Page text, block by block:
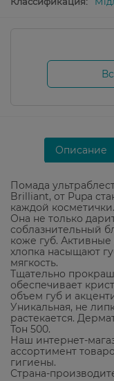
Описание
Помада
Brilliant, от Pupa
каждой косметички.
Она не только
соблазнительный
коже губ.
хлопка насыщают
мягкость.
Тщательно
обеспечивает
объем губ и
Уникальная, не
растекается.
Тон 500.
Наш интернет-
ассортимент
гигиены.
Страна-